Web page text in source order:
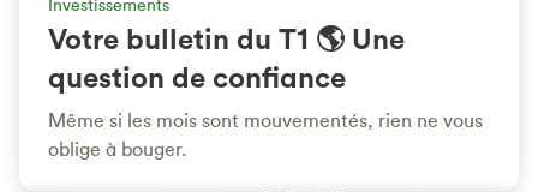
Investissements
Votre bulletin du T1 🌎 Une
question de confiance
Même si les mois sont mouvementés, rien ne vous
oblige à bouger.